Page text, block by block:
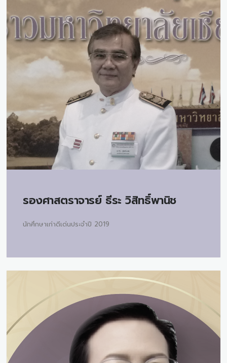
รองศาสตราจารย์ ธีระ วิสิทธิ์พานิช
นักศึกษาเก่าดีเด่นประจำปี 2019